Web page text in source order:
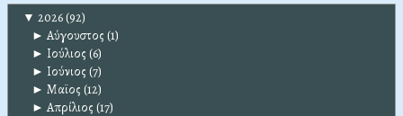
▼ 2026(92)
► Αύγουστος (1)
► Ιούλιος (6)
► Ιούνιος (7)
► Μαϊος (12)
► Απρίλιος (17)